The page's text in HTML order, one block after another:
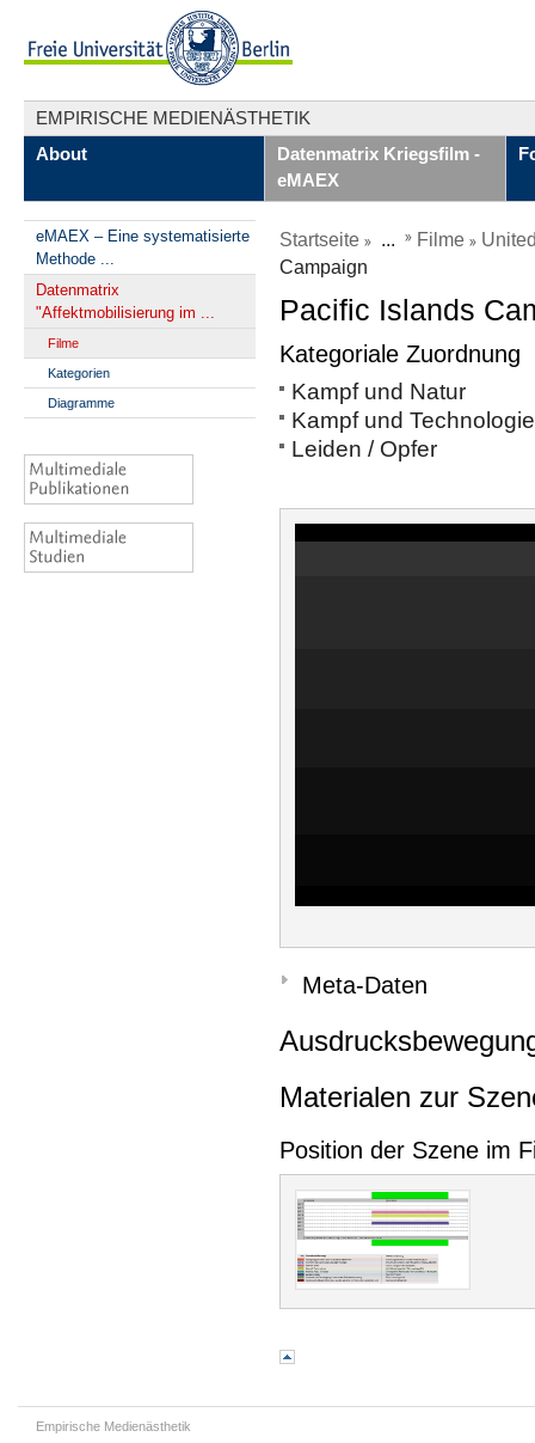
EMPIRISCHE MEDIENÄSTHETIK
About
Datenmatrix Kriegsfilm -
eMAEX
eMAEX – Eine systematisierte
Methode ...
Datenmatrix
"Affektmobilisierung im ...
Filme
Kategorien
Diagramme
Startseite ... Filme
Campaign
Pacific Islands
Kategoriale Zuordnung
Kampf und Natur
Kampf und Technologie
Leiden / Opfer
Meta-Daten
Materialen zur
Position der Szene im
Empirische Medienästhetik